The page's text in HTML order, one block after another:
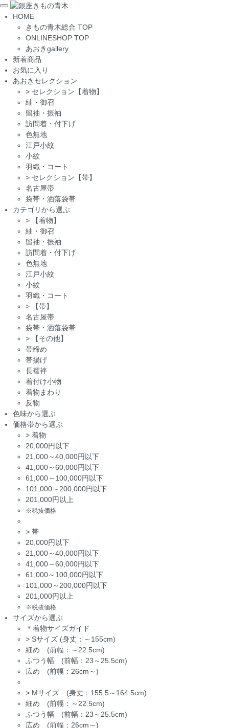
Toggle
navigation
HOME
きもの青木総合 TOP
ONLINESHOP TOP
あおきgallery
新着商品
お気に入り
あおきセレクション
> セレクション【着物】
紬・御召
留袖・振袖
訪問着・付下げ
色無地
江戸小紋
小紋
羽織・コート
> セレクション【帯】
名古屋帯
袋帯・洒落袋帯
カテゴリから選ぶ
>
【着物】
紬・御召
留袖・振袖
訪問着・付下げ
色無地
江戸小紋
小紋
羽織・コート
>
【帯】
名古屋帯
袋帯・洒落袋帯
>
【その他】
帯締め
帯揚げ
長襦袢
着付け小物
着物まわり
反物
色味から選ぶ
価格帯から選ぶ
> 着物
20,000円以下
21,000～40,000円以下
41,000～60,000円以下
61,000～100,000円以下
101,000～200,000円以下
201,000円以上
※税抜価格
> 帯
20,000円以下
21,000～40,000円以下
41,000～60,000円以下
61,000～100,000円以下
101,000～200,000円以下
201,000円以上
※税抜価格
サイズから選ぶ
＊着物サイズガイド
> Sサイズ (身丈：～155cm)
細め (前幅：～22.5cm)
ふつう幅 (前幅：23～25.5cm)
広め (前幅：26cm～)
> Mサイズ (身丈：155.5～164.5cm)
細め (前幅：～22.5cm)
ふつう幅 (前幅：23～25.5cm)
広め (前幅：26cm～)